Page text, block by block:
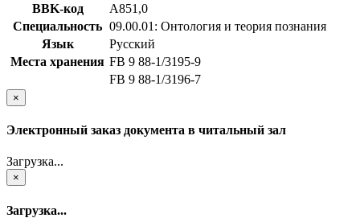
BBK-код
А851,0
Специальность 09.00.01: Онтология и теория познания
Язык
Русский
Места хранения FB 9 88-1/3195-9
FB 9 88-1/3196-7
×
Электронный заказ документа в читальный зал
Загрузка...
×
Загрузка...